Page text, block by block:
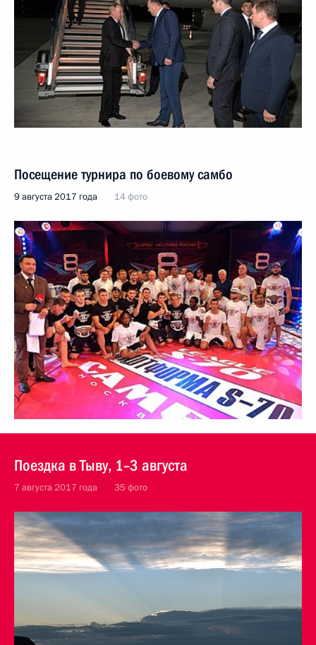
Посещение турнира по боевому самбо
9 августа 2017 года 14 фото
Поездка в Тыву, 1–3 августа
7 августа 2017 года 35 фото